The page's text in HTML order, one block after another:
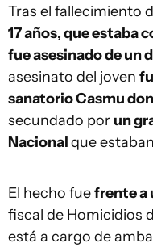
Tras el fallecimiento
17 años, que estaba
fue asesinado de un
asesinato del joven
sanatorio Casmu
secundado por un
Nacionalque
El hecho fuefrente a
fiscal de Homicidios
está a cargo de